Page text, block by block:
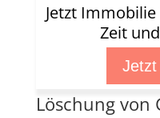
Jetzt
Zeit
Jetzt
Löschung von